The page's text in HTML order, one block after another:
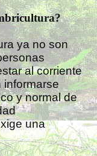
ya no son
al corriente
informarse
y normal de
una